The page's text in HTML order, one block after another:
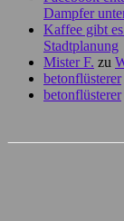
Dampfer
Kaffee gibt
Stadtplanung
Mister F. zu
betonflüsterer
betonflüsterer